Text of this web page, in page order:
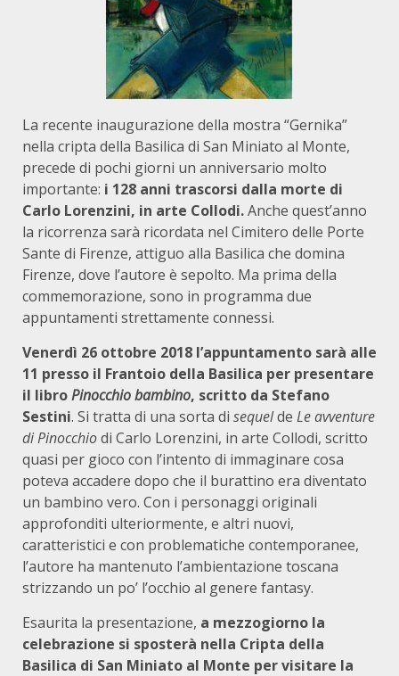
La recente inaugurazione della mostra “Gernika”
nella cripta della Basilica di San Miniato al Monte,
precede di pochi giorni un anniversario molto
importante: i 128 anni trascorsi dalla morte di
Carlo Lorenzini, in arte Collodi.Anche quest’anno
la ricorrenza sarà ricordata nel Cimitero delle Porte
Sante di Firenze, attiguo alla Basilica che domina
Firenze, dove l’autore è sepolto. Ma prima della
commemorazione, sono in programma due
appuntamenti strettamente connessi.
Venerdì 26 ottobre 2018 l’appuntamento sarà alle
11 presso il Frantoio della Basilica per presentare
il libroPinocchio bambino, scritto da Stefano
Sestini. Si tratta di una sorta di sequelde Le avventure
di Pinocchiodi Carlo Lorenzini, in arte Collodi, scritto
quasi per gioco con l’intento di immaginare cosa
poteva accadere dopo che il burattino era diventato
un bambino vero. Con i personaggi originali
approfonditi ulteriormente, e altri nuovi,
caratteristici e con problematiche contemporanee,
l’autore ha mantenuto l’ambientazione toscana
strizzando un po’ l’occhio al genere fantasy.
Esaurita la presentazione, a mezzogiorno la
celebrazione si sposterà nella Cripta della
Basilica di San Miniato al Monte per visitare la